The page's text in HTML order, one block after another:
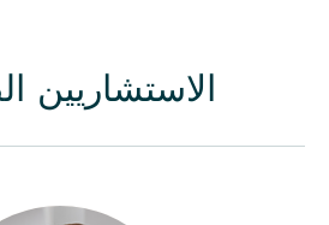
الاستشاريين